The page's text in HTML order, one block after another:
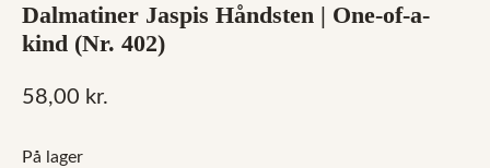
Dalmatiner Jaspis Håndsten | One-of-a-
kind (Nr. 402)
58,00 kr.
På lager